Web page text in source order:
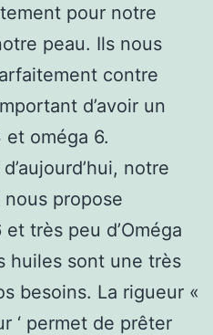
pour notre
peau. Ils nous
contre
d’avoir un
oméga 6.
notre
propose
très peu d’Oméga
huiles sont une très
besoins. La rigueur «
‘ permet de prêter